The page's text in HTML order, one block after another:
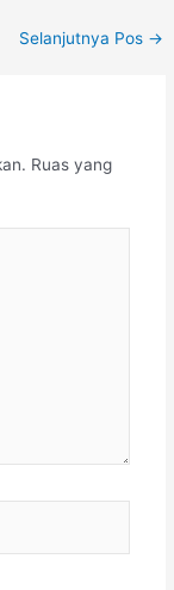
Selanjutnya Pos →
Ruas yang